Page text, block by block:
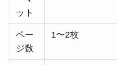
ット
ペー
ジ数
1〜2枚